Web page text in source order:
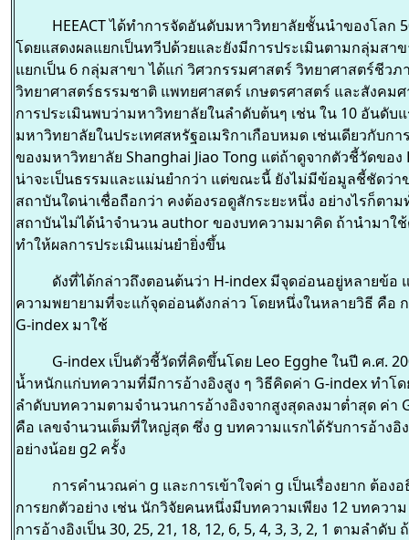
HEEACT ได้ทำการจัดอันดับมหาวิทยาลัยชั้นนำของโลก
โดยแสดงผลแยกเป็นทวีปด้วยและยังมีการประเมินตามกลุ่มสา
แยกเป็น 6 กลุ่มสาขา ได้แก่ วิศวกรรมศาสตร์ วิทยาศาสตร์ชีวภ
วิทยาศาสตร์ธรรมชาติ แพทยศาสตร์ เกษตรศาสตร์ และสังคม
การประเมินพบว่ามหาวิทยาลัยในลำดับต้นๆ เช่น ใน 10 อันดับ
มหาวิทยาลัยในประเทศสหรัฐอเมริกาเกือบหมด เช่นเดียวกับก
ของมหาวิทยาลัย Shanghai Jiao Tong แต่ถ้าดูจากตัวชี้วัดของ
น่าจะเป็นธรรมและแม่นยำกว่า แต่ขณะนี้ ยังไม่มีข้อมูลชี้ชัดว่า
สถาบันใดน่าเชื่อถือกว่า คงต้องรอดูสักระยะหนึ่ง อย่างไรก็ตาม
สถาบันไม่ได้นำจำนวน author ของบทความมาคิด ถ้านำมาใช้
ทำให้ผลการประเมินแม่นยำยิ่งขึ้น
ดังที่ได้กล่าวถึงตอนต้นว่า H-index มีจุดอ่อนอยู่หลายข้อ
ความพยายามที่จะแก้จุดอ่อนดังกล่าว โดยหนึ่งในหลายวิธี คือ
G-index มาใช้
G-index เป็นตัวชี้วัดที่คิดขึ้นโดย Leo Egghe ในปี ค.ศ.
น้ำหนักแก่บทความที่มีการอ้างอิงสูง ๆ วิธีคิดค่า G-index ทำโด
ลำดับบทความตามจำนวนการอ้างอิงจากสูงสุดลงมาต่ำสุด ค่า
คือ เลขจำนวนเต็มที่ใหญ่สุด ซึ่ง g บทความแรกได้รับการอ้างอิ
อย่างน้อย g2 ครั้ง
การคำนวณค่า g และการเข้าใจค่า g เป็นเรื่องยาก ต้อง
การยกตัวอย่าง เช่น นักวิจัยคนหนึ่งมีบทความเพียง 12 บทควา
การอ้างอิงเป็น 30, 25, 21, 18, 12, 6, 5, 4, 3, 3, 2, 1 ตามลำดั